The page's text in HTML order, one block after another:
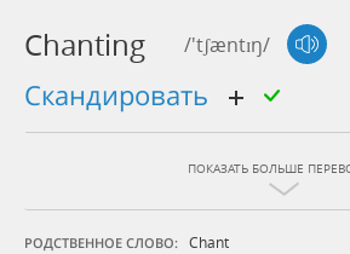
Chanting /'tʃæntɪŋ/
скандировать
ПОКАЗАТЬ БОЛЬШЕ
РОДСТВЕННОЕ СЛОВО: Chant